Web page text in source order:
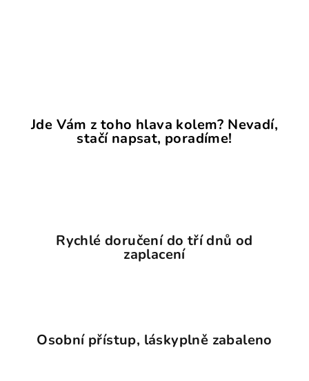
Jde Vám z toho hlava kolem? Nevadí,
stačí napsat, poradíme!
Rychlé doručení do tří dnů od
zaplacení
Osobní přístup, láskyplně zabaleno